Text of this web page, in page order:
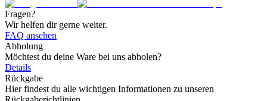
Fragen?
Wir helfen dir gerne weiter.
FAQ ansehen
Abholung
Möchtest du deine Ware bei uns abholen?
Details
Rückgabe
Hier findest du alle wichtigen Informationen zu unseren